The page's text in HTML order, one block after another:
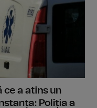
ce a atins un
Poliția a